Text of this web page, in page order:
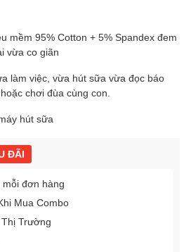
mềm 95% Cotton + 5% Spandex đem
vừa co giãn
làm việc, vừa hút sữa vừa đọc báo
chơi đùa cùng con.
hút sữa
ĐÃI
đơn hàng
Mua Combo
Trường